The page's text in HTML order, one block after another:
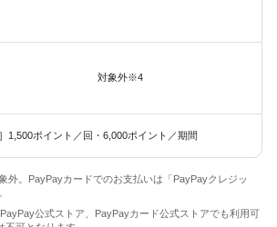
対象外※4
1,500ポイント／回・6,000ポイント／期間
外。PayPayカードでのお支払いは「PayPayクレジッ
公式ストア、PayPayカード公式ストアでも利用可